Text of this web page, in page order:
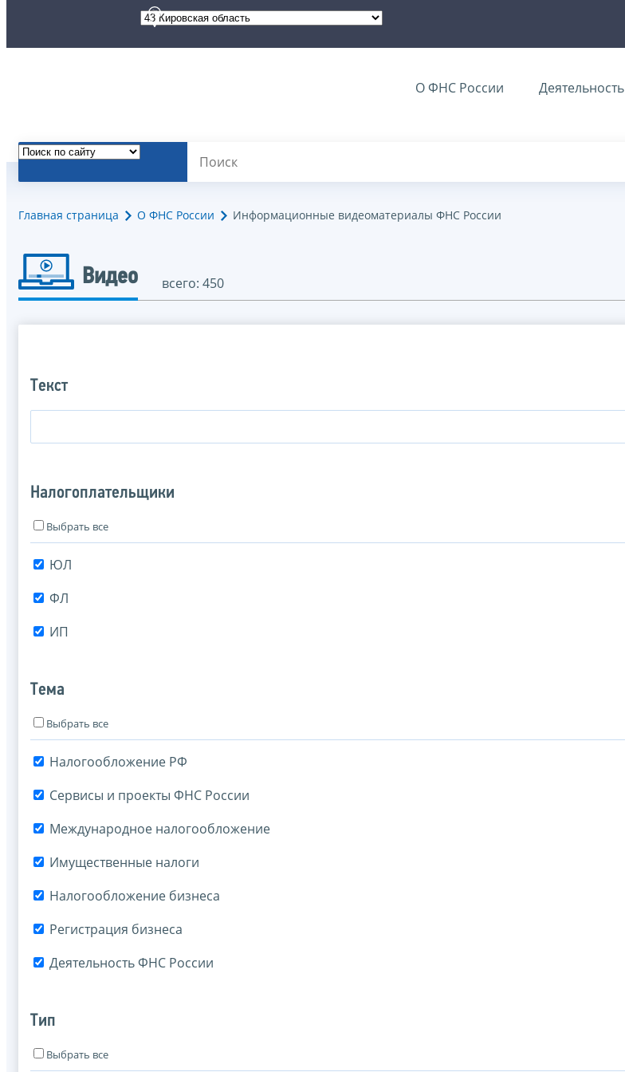
О ФНС России Деятельность
Главная страница О ФНС России Информационные видеоматериалы ФНС России
Видео всего: 450
Текст
Налогоплательщики
Выбрать все
ЮЛ
ФЛ
ИП
Тема
Выбрать все
Налогообложение РФ
Сервисы и проекты ФНС России
Международное налогообложение
Имущественные налоги
Налогообложение бизнеса
Регистрация бизнеса
Деятельность ФНС России
Тип
Выбрать все